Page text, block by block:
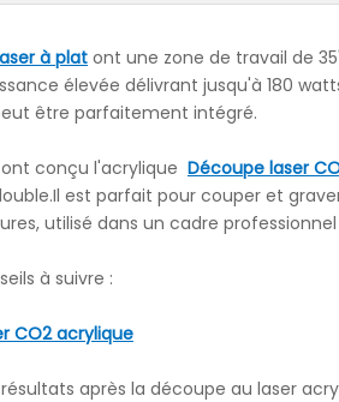
à plat ont une zone de travail de
élevée délivrant jusqu'à 180
être parfaitement intégré.
conçu l'acrylique Découpe laser
est parfait pour couper et
utilisé dans un cadre
à suivre :
CO2 acrylique
après la découpe au laser